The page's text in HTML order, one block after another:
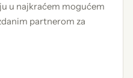
u najkraćem mogućem
partnerom za